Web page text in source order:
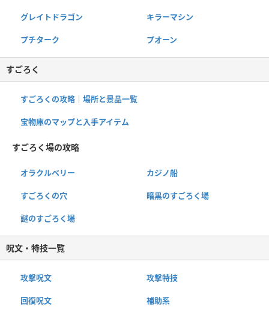
グレイトドラゴン キラーマシン
プチターク プオーン
すごろく
すごろくの攻略｜場所と景品一覧
宝物庫のマップと入手アイテム
すごろく場の攻略
オラクルベリー カジノ船
すごろくの穴 暗黒のすごろく場
謎のすごろく場
呪文・特技一覧
攻撃呪文 攻撃特技
回復呪文 補助系